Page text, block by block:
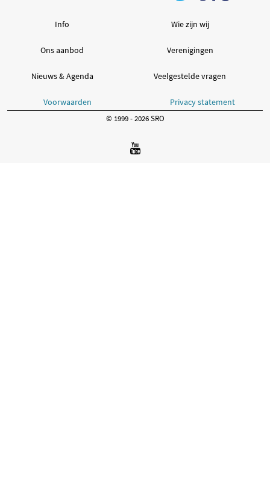
Info
Ons aanbod
Nieuws & Agenda
Wie zijn wij
Verenigingen
Veelgestelde vragen
Voorwaarden Privacy statement
© 1999 - 2026 SRO